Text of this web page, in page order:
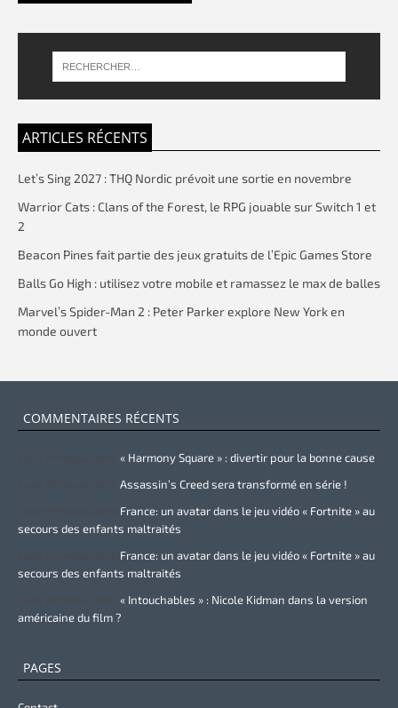
ARTICLES RÉCENTS
Let’s Sing 2027 : THQ Nordic prévoit une sortie en novembre
Warrior Cats : Clans of the Forest, le RPG jouable sur Switch 1 et
2
Beacon Pines fait partie des jeux gratuits de l’Epic Games Store
Balls Go High : utilisez votre mobile et ramassez le max de balles
Marvel’s Spider-Man 2 : Peter Parker explore New York en
monde ouvert
COMMENTAIRES RÉCENTS
« Harmony Square » : divertir pour la bonne cause
Assassin’s Creed sera transformé en série !
France: un avatar dans le jeu vidéo « Fortnite » au
secours des enfants maltraités
France: un avatar dans le jeu vidéo « Fortnite » au
secours des enfants maltraités
« Intouchables » : Nicole Kidman dans la version
américaine du film ?
PAGES